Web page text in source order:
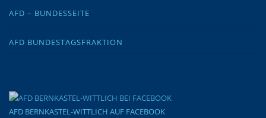
AFD – BUNDESSEITE
AFD BUNDESTAGSFRAKTION
AFD BERNKASTEL-WITTLICH AUF FACEBOOK